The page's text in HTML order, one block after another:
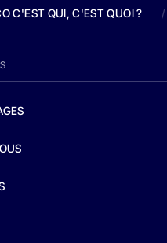
C'EST QUI, C'EST QUOI ? /